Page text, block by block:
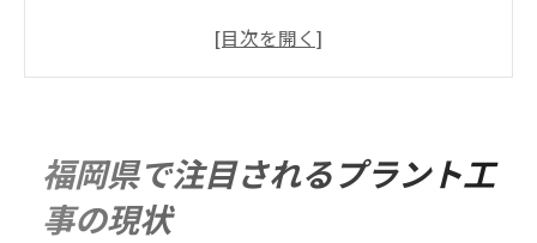
地域産業とプラント工事の密接な関係性を
福岡酸素など業界動向が与える影響を考察
福岡 プラント 工事の現状と今後の展望を読
福岡県で注目されるプラント工
事の現状